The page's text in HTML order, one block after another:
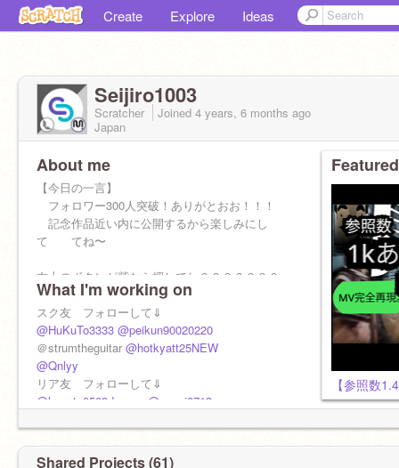
Create Explore Ideas
Seijiro1003
Scratcher Joined 4 years, 6 months ago
Japan
About me
【今日の一言】
フォロワー300人突破！ありがとおお！！！
記念作品近い内に公開するから楽しみにし
て てね〜
右上のボタンが紫なら押してね？？？？？？？
灰色なら、注目のプロジェクトにハートと星押
してね？？？？？？
フォロバ 初見タメOK 参照数合計約1.5k
マリオファン ・任天堂ファン
フォローを押してくれ。無料ですし、いつでも
考えを変えることができます。あれこれこねあ
きさまじゃｎ（
What I'm working on
スク友 フォローして⇓
@HuKuTo3333 @peikun90020220
＠strumtheguitar @hotkyatt25NEW
@Qnlyy
リア友 フォローして⇓
@hayato0508dayo
@yusei0713
いやっほぉぉい
フォロワー 300人突破！！！
Shared Projects (61)